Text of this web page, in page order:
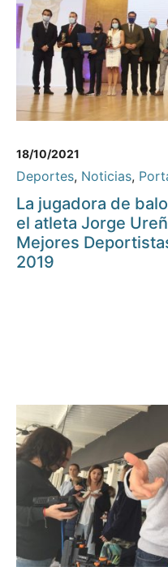
18/10/2021
Deportes, Noticias,
La jugadora de
el atleta Jorge
Mejores
2019